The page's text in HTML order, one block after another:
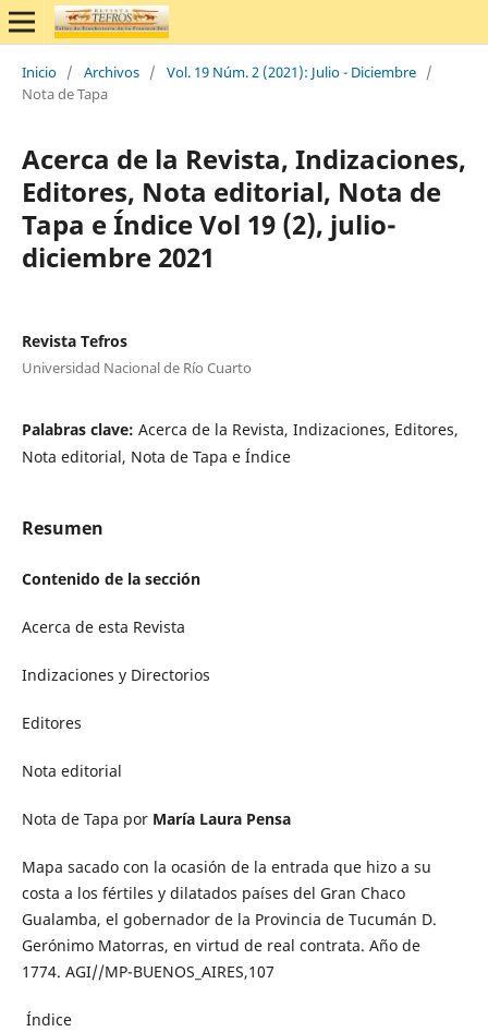
Inicio / Archivos / Vol. 19 Núm. 2 (2021): Julio - Diciembre /
Nota de Tapa
Acerca de la Revista, Indizaciones,
Editores, Nota editorial, Nota de
Tapa e Índice Vol 19 (2), julio-
diciembre 2021
Revista Tefros
Universidad Nacional de Río Cuarto
Palabras clave: Acerca de la Revista, Indizaciones, Editores,
Nota editorial, Nota de Tapa e Índice
Resumen
Contenido de la sección
Acerca de esta Revista
Indizaciones y Directorios
Editores
Nota editorial
Nota de Tapa por María Laura Pensa
Mapa sacado con la ocasión de la entrada que hizo a su
costa a los fértiles y dilatados países del Gran Chaco
Gualamba, el gobernador de la Provincia de Tucumán D.
Gerónimo Matorras, en virtud de real contrata. Año de
1774. AGI//MP-BUENOS_AIRES,107
Índice